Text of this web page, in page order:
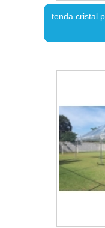
tenda cristal